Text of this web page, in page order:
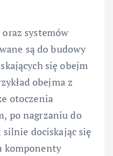
systemów
są do budowy
się obejm
obejma z
otoczenia
po nagrzaniu do
dociskając się
komponenty